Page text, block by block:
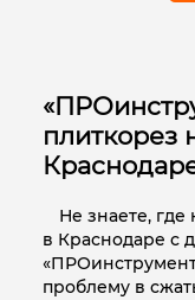
плиткорез
Не знаете, где
в Краснодаре с
проблему в